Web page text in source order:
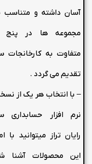
آسان داشته و متناسب
مجموعه ها در پنج
متفاوت به کارخانجات
تقدیم می گردد .
– با انتخاب هر یک از
نرم افزار حسابداری
رایان تراز میتوانید با
این محصولات آشنا